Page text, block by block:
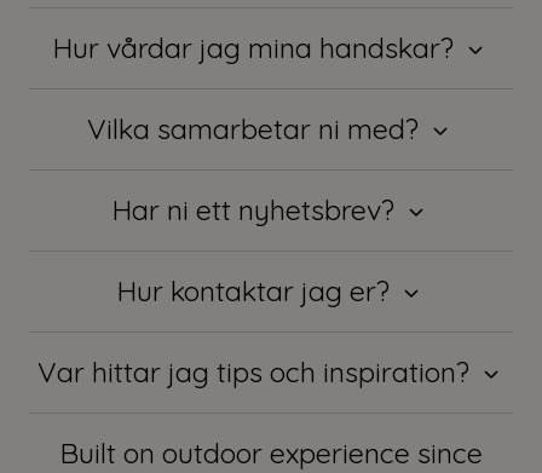
Hur vårdar jag mina handskar?
Vilka samarbetar ni med?
Har ni ett nyhetsbrev?
Hur kontaktar jag er?
Var hittar jag tips och inspiration?
Built on outdoor experience since